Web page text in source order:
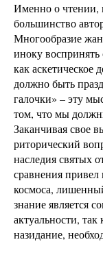
Именно о чтении,
большинство
Многообразие
иноку
как аскетическое
должно быть
галочки» – эту
том, что мы
Заканчивая свое
риторический
наследия святых
сравнения привел
космоса,
знание является
актуальности,
назидание,